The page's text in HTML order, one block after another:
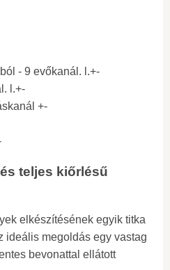
- 9 evőkanál. l.+-
l.+-
+-
teljes kiőrlésű
elkészítésének egyik titka
ideális megoldás egy vastag
bevonattal ellátott